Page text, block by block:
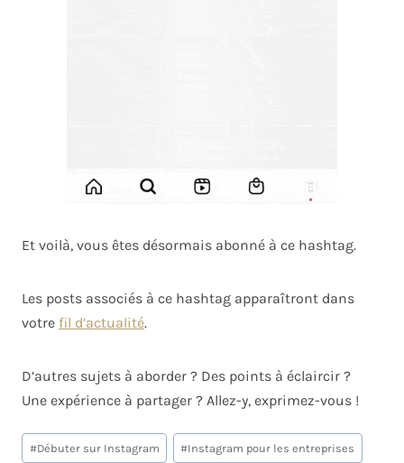
Et voilà, vous êtes désormais abonné à ce hashtag.
Les posts associés à ce hashtag apparaîtront dans
votre fil d’actualité.
D’autres sujets à aborder ? Des points à éclaircir ?
Une expérience à partager ? Allez-y, exprimez-vous !
#Débuter sur Instagram #Instagram pour les entreprises